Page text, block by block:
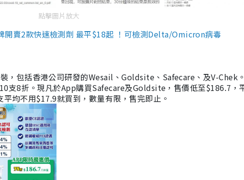
點擊圖片放大
開賣2款快速檢測劑 最平$18起 ！可檢測Delta/Omicron病毒
，包括香港公司研發的Wesail、Goldsite、Safecare、及V-Chek
支8折。現凡於App購買Safecare及Goldsite，售價低至$186.7，
均不用$17.9就買到，數量有限，售完即止。